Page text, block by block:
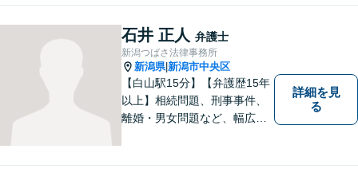
石井 正人 弁護士
新潟つばさ法律事務所
新潟県|新潟市中央区
【白山駅15分】【弁護歴15年
以上】相続問題、刑事事件、
離婚・男女問題など、幅広い
し、納得していただける解決
詳細を見
る